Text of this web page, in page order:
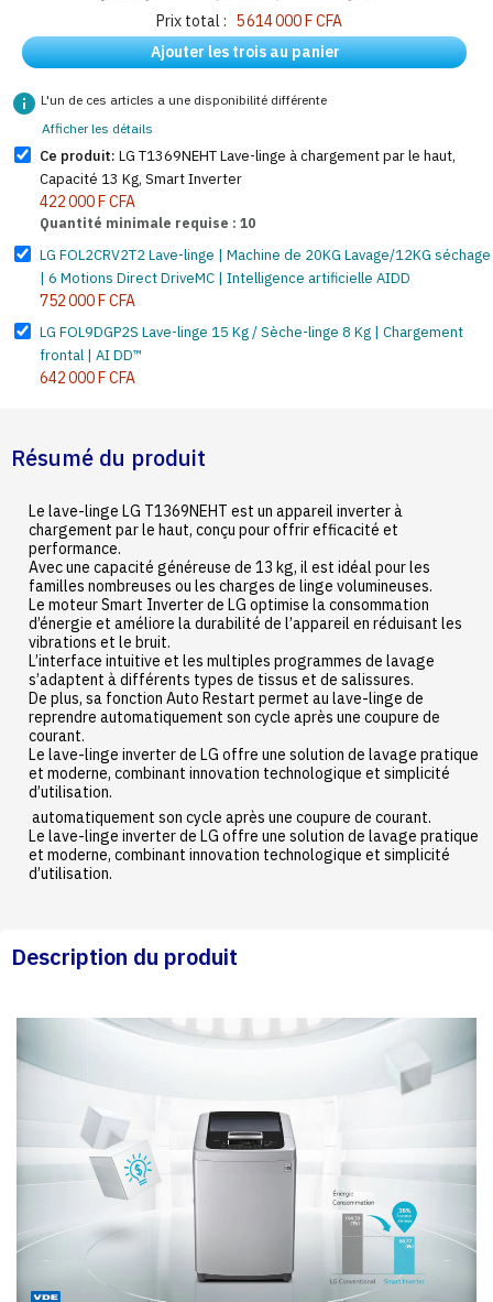
Prix total : 5 614 000 F CFA
Ajouter les trois au panier
info L'un de ces articles a une disponibilité différente
Afficher les détails
Ce produit: LG T1369NEHT Lave-linge à chargement par le haut,
Capacité 13 Kg, Smart Inverter
422 000 F CFA
Quantité minimale requise : 10
LG FOL2CRV2T2 Lave-linge | Machine de 20KG Lavage/12KG séchage
| 6 Motions Direct DriveMC | Intelligence artificielle AIDD
752 000 F CFA
LG FOL9DGP2S Lave-linge 15 Kg / Sèche-linge 8 Kg | Chargement
frontal | AI DD™
642 000 F CFA
Résumé du produit
Le lave-linge LG T1369NEHT est un appareil inverter à
chargement par le haut, conçu pour offrir efficacité et
performance.
Avec une capacité généreuse de 13 kg, il est idéal pour les
familles nombreuses ou les charges de linge volumineuses.
Le moteur Smart Inverter de LG optimise la consommation
d’énergie et améliore la durabilité de l’appareil en réduisant les
vibrations et le bruit.
L’interface intuitive et les multiples programmes de lavage
s’adaptent à différents types de tissus et de salissures.
De plus, sa fonction Auto Restart permet au lave-linge de
reprendre automatiquement son cycle après une coupure de
courant.
Le lave-linge inverter de LG offre une solution de lavage pratique
et moderne, combinant innovation technologique et simplicité
d’utilisation.
automatiquement son cycle après une coupure de courant.
Le lave-linge inverter de LG offre une solution de lavage pratique
et moderne, combinant innovation technologique et simplicité
d’utilisation.
Description du produit